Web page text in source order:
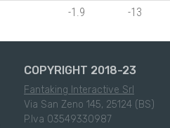
-1.9 -13
COPYRIGHT 2018-23
Fantaking Interactive Srl
Via San Zeno 145, 25124 (BS)
P.Iva 03549330987